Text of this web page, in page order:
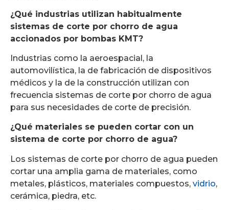
¿Qué industrias utilizan habitualmente
sistemas de corte por chorro de agua
accionados por bombas KMT?
Industrias como la aeroespacial, la
automovilística, la de fabricación de dispositivos
médicos y la de la construcción utilizan con
frecuencia sistemas de corte por chorro de agua
para sus necesidades de corte de precisión.
¿Qué materiales se pueden cortar con un
sistema de corte por chorro de agua?
Los sistemas de corte por chorro de agua pueden
cortar una amplia gama de materiales, como
metales, plásticos, materiales compuestos, vidrio,
cerámica, piedra, etc.